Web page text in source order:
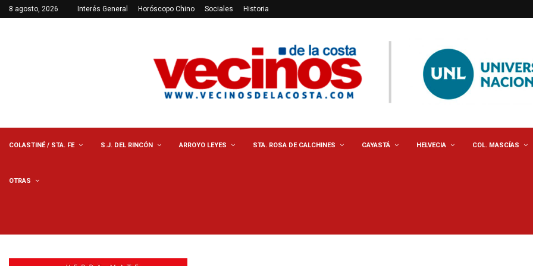
8 agosto, 2026 Interés General Horóscopo Chino Sociales Historia
COLASTINÉ / STA. FE S.J. DEL RINCÓN ARROYO LEYES STA. ROSA DE CALCHINES CAYASTÁ HELVECIA COL. MASCÍAS
OTRAS